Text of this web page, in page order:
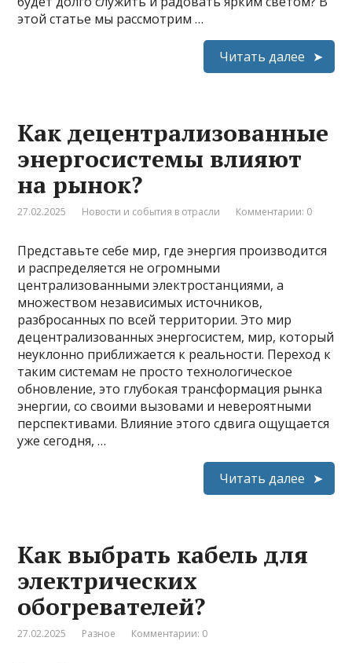
этой статье мы рассмотрим …
Читать далее
Как децентрализованные
энергосистемы влияют
на рынок?
27.02.2025 Новости и события в отрасли Комментарии: 0
Представьте себе мир, где энергия производится
и распределяется не огромными
централизованными электростанциями, а
множеством независимых источников,
разбросанных по всей территории. Это мир
децентрализованных энергосистем, мир, который
неуклонно приближается к реальности. Переход к
таким системам не просто технологическое
обновление, это глубокая трансформация рынка
энергии, со своими вызовами и невероятными
перспективами. Влияние этого сдвига ощущается
уже сегодня, …
Читать далее
Как выбрать кабель для
электрических
обогревателей?
27.02.2025 Разное Комментарии: 0